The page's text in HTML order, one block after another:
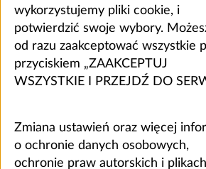
wykorzystujemy pliki cookie, i
potwierdzić swoje wybory.
od razu zaakceptować wszystkie
przyciskiem „ZAAKCEPTUJ
WSZYSTKIE I PRZEJDŹ DO
Zmiana ustawień oraz więcej
o ochronie danych osobowych,
ochronie praw autorskich i plikach